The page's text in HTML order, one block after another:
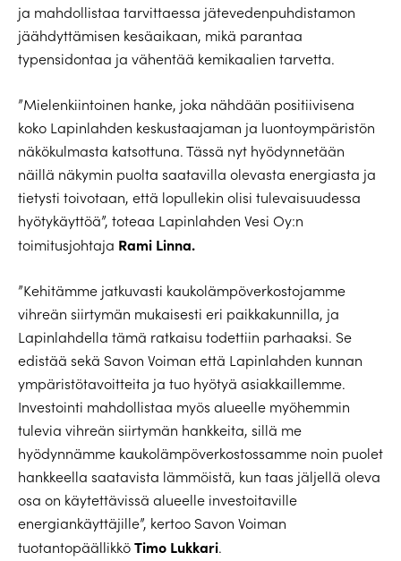
ja mahdollistaa tarvittaessa jätevedenpuhdistamon
jäähdyttämisen kesäaikaan, mikä parantaa
typensidontaa ja vähentää kemikaalien tarvetta.
”Mielenkiintoinen hanke, joka nähdään positiivisena
koko Lapinlahden keskustaajaman ja luontoympäristön
näkökulmasta katsottuna. Tässä nyt hyödynnetään
näillä näkymin puolta saatavilla olevasta energiasta ja
tietysti toivotaan, että lopullekin olisi tulevaisuudessa
hyötykäyttöä”, toteaa Lapinlahden Vesi Oy:n
toimitusjohtaja Rami Linna.
”Kehitämme jatkuvasti kaukolämpöverkostojamme
vihreän siirtymän mukaisesti eri paikkakunnilla, ja
Lapinlahdella tämä ratkaisu todettiin parhaaksi. Se
edistää sekä Savon Voiman että Lapinlahden kunnan
ympäristötavoitteita ja tuo hyötyä asiakkaillemme.
Investointi mahdollistaa myös alueelle myöhemmin
tulevia vihreän siirtymän hankkeita, sillä me
hyödynnämme kaukolämpöverkostossamme noin puolet
hankkeella saatavista lämmöistä, kun taas jäljellä oleva
osa on käytettävissä alueelle investoitaville
energiankäyttäjille”, kertoo Savon Voiman
tuotantopäällikköTimo Lukkari.